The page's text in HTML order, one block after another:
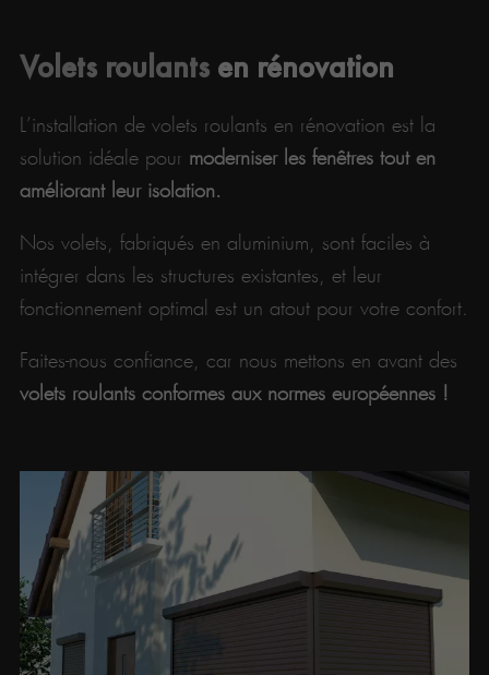
Volets roulants en rénovation
L’installation de volets roulants en rénovation est la
solution idéale pour moderniser les fenêtres tout en
améliorant leur isolation.
Nos volets, fabriqués en aluminium, sont faciles à
intégrer dans les structures existantes, et leur
fonctionnement optimal est un atout pour votre confort.
Faites-nous confiance, car nous mettons en avant des
volets roulants conformes aux normes européennes !